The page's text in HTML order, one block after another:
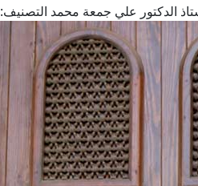
الدكتور علي جمعة محمد التصنيف: